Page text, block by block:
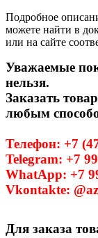
Подробное
можете найти в
или на сайте
Уважаемые
нельзя.
Заказать
любым
Телефон: +7
Telegram: +7
WhatApp: +7
Vkontakte:
Для заказа